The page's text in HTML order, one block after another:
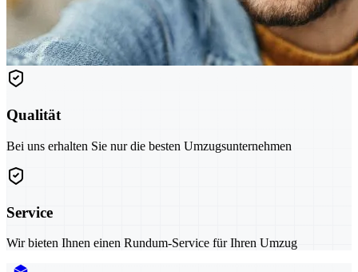
Qualität
Bei uns erhalten Sie nur die besten Umzugsunternehmen
Service
Wir bieten Ihnen einen Rundum-Service für Ihren Umzug